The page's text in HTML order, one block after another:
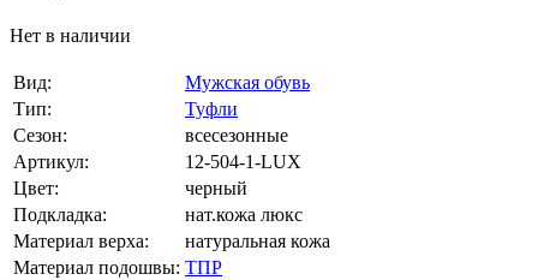
Нет в наличии
Вид:
Мужская обувь
Тип:
Туфли
Сезон:
всесезонные
Артикул:
12-504-1-LUX
Цвет:
черный
Подкладка:
нат.кожа люкс
Материал верха:
натуральная кожа
Материал подошвы: ТПР